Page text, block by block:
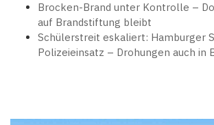
Brocken-Brand unter Kontrolle –
auf Brandstiftung bleibt
Schülerstreit eskaliert: Hamburger
Polizeieinsatz – Drohungen auch in